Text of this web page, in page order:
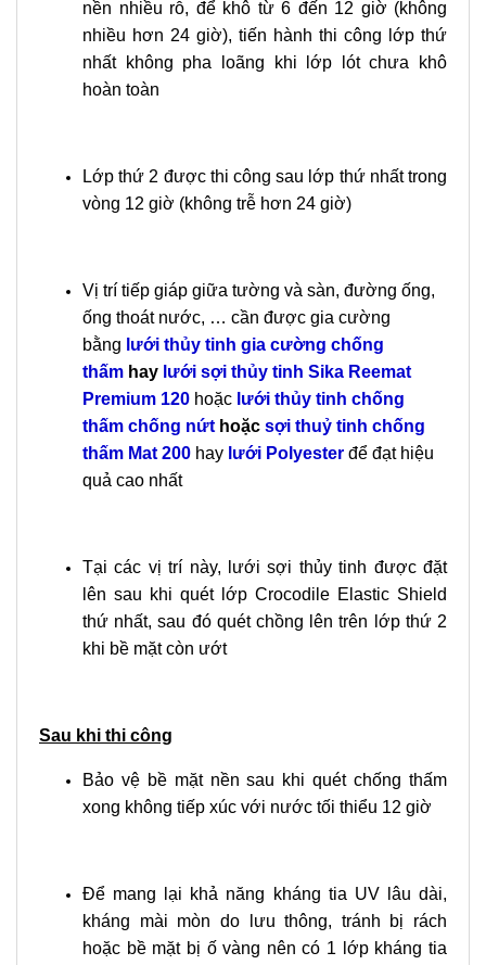
nền nhiều rỗ, để khô từ 6 đến 12 giờ (không
nhiều hơn 24 giờ), tiến hành thi công lớp thứ
nhất không pha loãng khi lớp lót chưa khô
hoàn toàn
Lớp thứ 2 được thi công sau lớp thứ nhất trong
vòng 12 giờ (không trễ hơn 24 giờ)
Vị trí tiếp giáp giữa tường và sàn, đường ống,
ống thoát nước, … cần được gia cường
bằng lưới thủy tinh gia cường chống
thấm hay lưới sợi thủy tinh Sika Reemat
Premium 120 hoặc lưới thủy tinh chống
thấm chống nứt hoặc sợi thuỷ tinh chống
thấm Mat 200 hay lưới Polyester để đạt hiệu
quả cao nhất
Tại các vị trí này, lưới sợi thủy tinh được đặt
lên sau khi quét lớp Crocodile Elastic Shield
thứ nhất, sau đó quét chồng lên trên lớp thứ 2
khi bề mặt còn ướt
Sau khi thi công
Bảo vệ bề mặt nền sau khi quét chống thấm
xong không tiếp xúc với nước tối thiểu 12 giờ
Để mang lại khả năng kháng tia UV lâu dài,
kháng mài mòn do lưu thông, tránh bị rách
hoặc bề mặt bị ố vàng nên có 1 lớp kháng tia